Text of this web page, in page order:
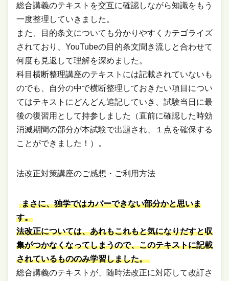
総合講義のテキストを交互に確認しながら知識をもう
一度整理していきました。
また、目的条文についても分かりやすくカテゴライズ
されており、YouTubeの目的条文聞き流しと合わせて
何度も見返して理解を深めました。
科目横断整理講座のテキストには記載されていないも
のでも、自分の中で横断整理しておきたい項目につい
てはテキストにどんどん追記していき、試験当日に最
後の復習用として持参しました（直前に確認した時効
消滅期間の部分が本試験で出題され、１点を確保する
ことができました！）。
法改正対策講座のご感想・ご利用方法
まさに、独学ではカバーできない部分かと思いま
す。
法改正については、あれもこれもと気になりだすと収
集がつかなくなってしまうので、このテキストに記載
されているもののみ学習しました。
総合講義のテキストが、随時法改正に対応して改訂さ